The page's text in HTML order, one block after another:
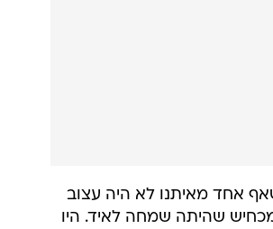
אחד מאיתנו לא היה עצוב
שהיתה שמחה לאיד. היו